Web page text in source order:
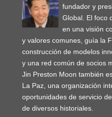
fundador y
Global. El foco
en una visión
y valores comunes, guía la
construcción de modelos
y una red común de socios
Jin Preston Moon también
La Paz, una organización
oportunidades de servicio
de diversos historiales.